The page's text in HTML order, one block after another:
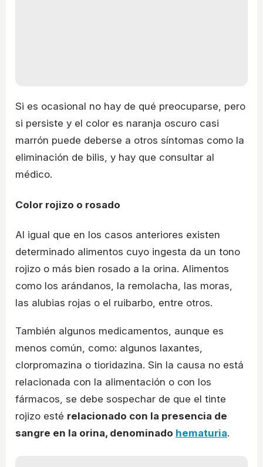
Si es ocasional no hay de qué preocuparse, pero
si persiste y el color es naranja oscuro casi
marrón puede deberse a otros síntomas como la
eliminación de bilis, y hay que consultar al
médico.
Color rojizo o rosado
Al igual que en los casos anteriores existen
determinado alimentos cuyo ingesta da un tono
rojizo o más bien rosado a la orina. Alimentos
como los arándanos, la remolacha, las moras,
las alubias rojas o el ruibarbo, entre otros.
También algunos medicamentos, aunque es
menos común, como: algunos laxantes,
clorpromazina o tioridazina. Sin la causa no está
relacionada con la alimentación o con los
fármacos, se debe sospechar de que el tinte
rojizo esté relacionado con la presencia de
sangre en la orina, denominado hematuria.